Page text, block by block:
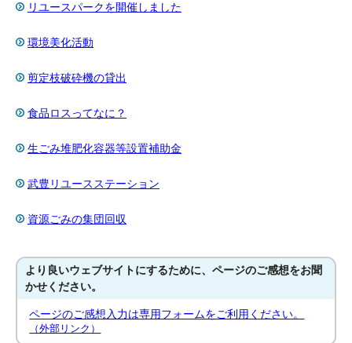
リユースパークを開催しました
環境美化活動
剪定枝破砕機の貸出
食品ロスってなに？
生ごみ堆肥化容器等設置補助金
武豊リユースステーション
資源ごみの集団回収
より良いウェブサイトにするために、ページのご感想をお聞
かせください。
ページのご感想入力は専用フォームをご利用ください。
（外部リンク）